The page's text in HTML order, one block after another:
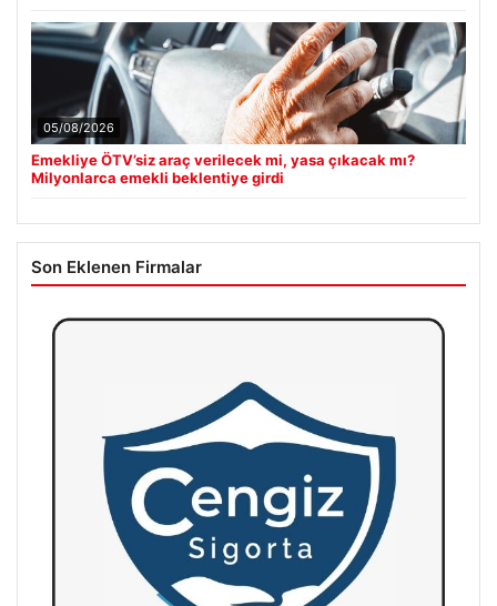
05/08/2026
Emekliye ÖTV’siz araç verilecek mi, yasa çıkacak mı?
Milyonlarca emekli beklentiye girdi
Son Eklenen Firmalar